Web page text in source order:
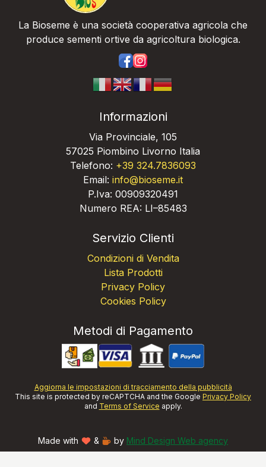
La Bioseme è una società cooperativa agricola che
produce sementi ortive da agricoltura biologica.
Informazioni
Via Provinciale, 105
57025 Piombino Livorno Italia
Telefono: +39 324.7836093
Email: info@bioseme.it
P.Iva: 00909320491
Numero REA: LI–85483
Servizio Clienti
Condizioni di Vendita
Lista Prodotti
Privacy Policy
Cookies Policy
Metodi di Pagamento
Aggiorna le impostazioni di tracciamento della pubblicità
This site is protected by reCAPTCHA and the Google Privacy Policy
and Terms of Service apply.
Made with & by Mind Design Web agency